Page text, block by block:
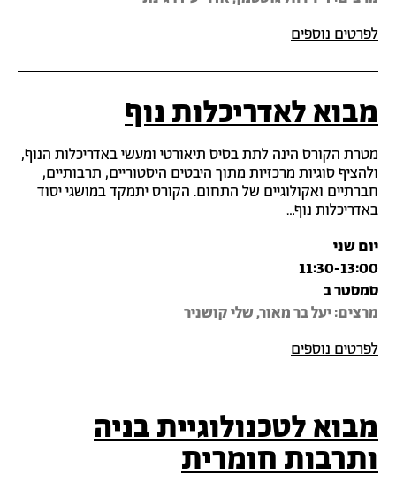
לפרטים נוספים
מבוא לאדריכלות נוף
מטרת הקורס הינה לתת בסיס תיאורטי ומעשי באדריכלות הנוף,
ולהציף סוגיות מרכזיות מתוך היבטים היסטוריים, תרבותיים,
חברתיים ואקולוגיים של התחום. הקורס יתמקד במושגי יסוד
באדריכלות נוף…
יום שני
11:30-13:00
מרצים: יעל בר מאור, שלי קושניר
סמסטר ב
לפרטים נוספים
מבוא לטכנולוגיית בניה
ותרבות חומרית